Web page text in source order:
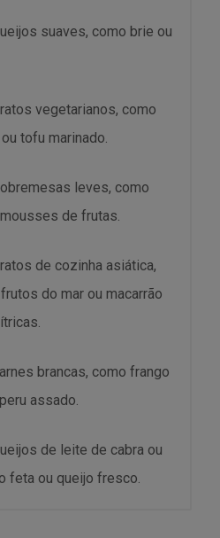
suaves, como brie ou
vegetarianos, como
tofu marinado.
leves, como
de frutas.
de cozinha asiática,
do mar ou macarrão
brancas, como frango
assado.
de leite de cabra ou
feta ou queijo fresco.